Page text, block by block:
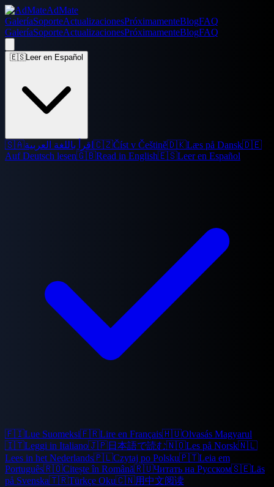
AdMate
GaleríaSoporteActualizacionesPróximamenteBlogFAQ
GaleríaSoporteActualizacionesPróximamenteBlogFAQ
🇪🇸Leer en Español
🇸🇦اقرأ باللغة العربية 🇨🇿Číst v Češtině🇩🇰Læs på Dansk🇩🇪
Auf Deutsch lesen🇬🇧Read in English🇪🇸Leer en Español
🇫🇮Lue Suomeksi🇫🇷Lire en Français🇭🇺Olvasás Magyarul
🇮🇹Leggi in Italiano🇯🇵日本語で読む🇳🇴Les på Norsk🇳🇱
Lees in het Nederlands🇵🇱Czytaj po Polsku🇵🇹Leia em
Português🇷🇴Citește în Română🇷🇺Читать на Русском🇸🇪Läs
på Svenska🇹🇷Türkçe Oku🇨🇳用中文阅读